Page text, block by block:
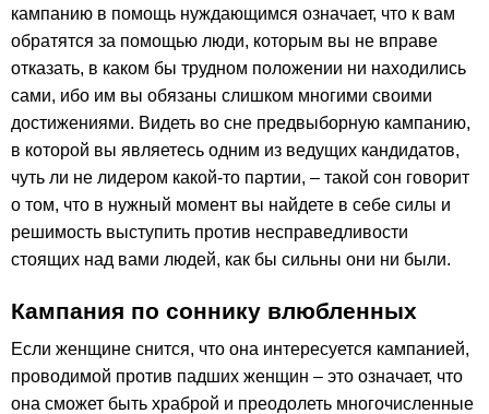
кампанию в помощь нуждающимся означает, что к вам
обратятся за помощью люди, которым вы не вправе
отказать, в каком бы трудном положении ни находились
сами, ибо им вы обязаны слишком многими своими
достижениями. Видеть во сне предвыборную кампанию,
в которой вы являетесь одним из ведущих кандидатов,
чуть ли не лидером какой-то партии, – такой сон говорит
о том, что в нужный момент вы найдете в себе силы и
решимость выступить против несправедливости
стоящих над вами людей, как бы сильны они ни были.
Кампания по соннику влюбленных
Если женщине снится, что она интересуется кампанией,
проводимой против падших женщин – это означает, что
она сможет быть храброй и преодолеть многочисленные